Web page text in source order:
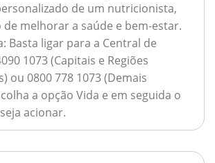
de um nutricionista,
melhorar a saúde e bem-estar.
Basta ligar para a Central de
1073 (Capitais e Regiões
ou 0800 778 1073 (Demais
a opção Vida e em seguida o
acionar.